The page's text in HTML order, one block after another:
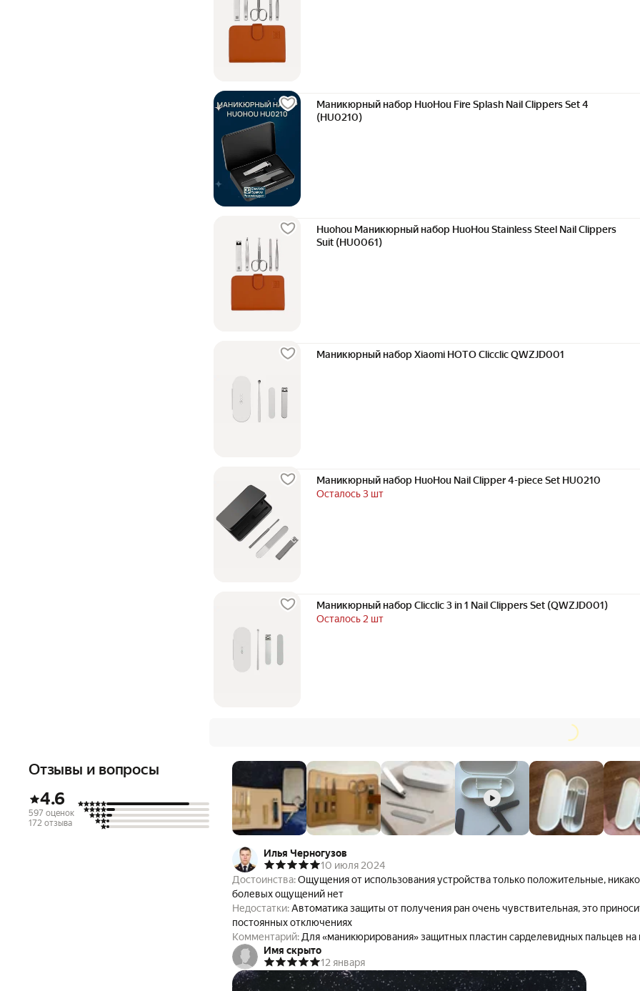
Маникюрный набор HuoHou Fire Splash Nail Clippers Set 4
(HU0210)
Huohou Маникюрный набор HuoHou Stainless Steel Nail Clippers
Suit (HU0061)
Маникюрный набор Xiaomi HOTO Clicclic QWZJD001
Маникюрный набор HuoHou Nail Сlipper 4-piece Set HU0210
Осталось 3 шт
Маникюрный набор Clicclic 3 in 1 Nail Clippers Set (QWZJD001)
Осталось 2 шт
Отзывы и вопросы
4.6
597 оценок
172 отзыва
Илья Черногузов
10 июля 2024
Достоинства:Ощущения от использования устройства только положительные,
болевых ощущений нет
Недостатки:Автоматика защиты от получения ран очень чувствительная, это
постоянных отключениях
Комментарий: Для «маникюрирования» защитных пластин сарделевидных пальцев на
(при их наличии), этот ногтегрыз для «слабой половины человечества» - это про нас,
Рекомендую остановиться на проверенных годами способах: обгрызать зубами / купировать бокорезами /
применять точило с наждачным камнем / УШМ с толстым шлифовальным диском
Имя скрыто
12 января